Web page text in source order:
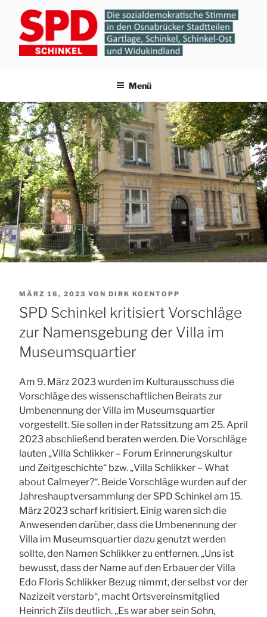
Inhalt
springen
SCHINKEL
Menü
VERÖFFENTLICHT
AM
MÄRZ 16, 2023 VON DIRK KOENTOPP
SPD Schinkel kritisiert Vorschläge
zur Namensgebung der Villa im
Museumsquartier
Am 9. März 2023 wurden im Kulturausschuss die
Vorschläge des wissenschaftlichen Beirats zur
Umbenennung der Villa im Museumsquartier
vorgestellt. Sie sollen in der Ratssitzung am 25. April
2023 abschließend beraten werden. Die Vorschläge
lauten „Villa Schlikker – Forum Erinnerungskultur
und Zeitgeschichte“ bzw. „Villa Schlikker – What
about Calmeyer?“. Beide Vorschläge wurden auf der
Jahreshauptversammlung der SPD Schinkel am 15.
März 2023 scharf kritisiert. Einig waren sich die
Anwesenden darüber, dass die Umbenennung der
Villa im Museumsquartier dazu genutzt werden
sollte, den Namen Schlikker zu entfernen. „Uns ist
bewusst, dass der Name auf den Erbauer der Villa
Edo Floris Schlikker Bezug nimmt, der selbst vor der
Nazizeit verstarb“, macht Ortsvereinsmitglied
Heinrich Zils deutlich. „Es war aber sein Sohn,